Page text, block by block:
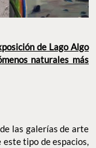
de Lago Algo
naturales más
las galerías de arte
tipo de espacios,